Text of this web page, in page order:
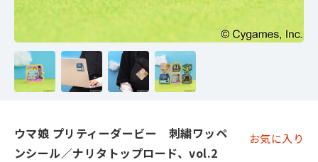
ウマ娘 プリティーダービー 刺繍ワッペ
ンシール／ナリタトップロード、vol.2
お気に入り